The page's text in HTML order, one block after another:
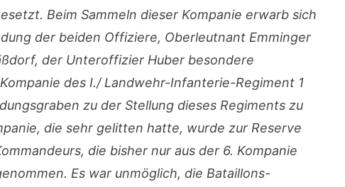
Beim Sammeln dieser Kompanie erwarb sich
der beiden Offiziere, Oberleutnant Emminger
der Unteroffizier Huber besondere
des I./ Landwehr-Infanterie-Regiment 1
zu der Stellung dieses Regiments zu
die sehr gelitten hatte, wurde zur Reserve
die bisher nur aus der 6. Kompanie
Es war unmöglich, die Bataillons-